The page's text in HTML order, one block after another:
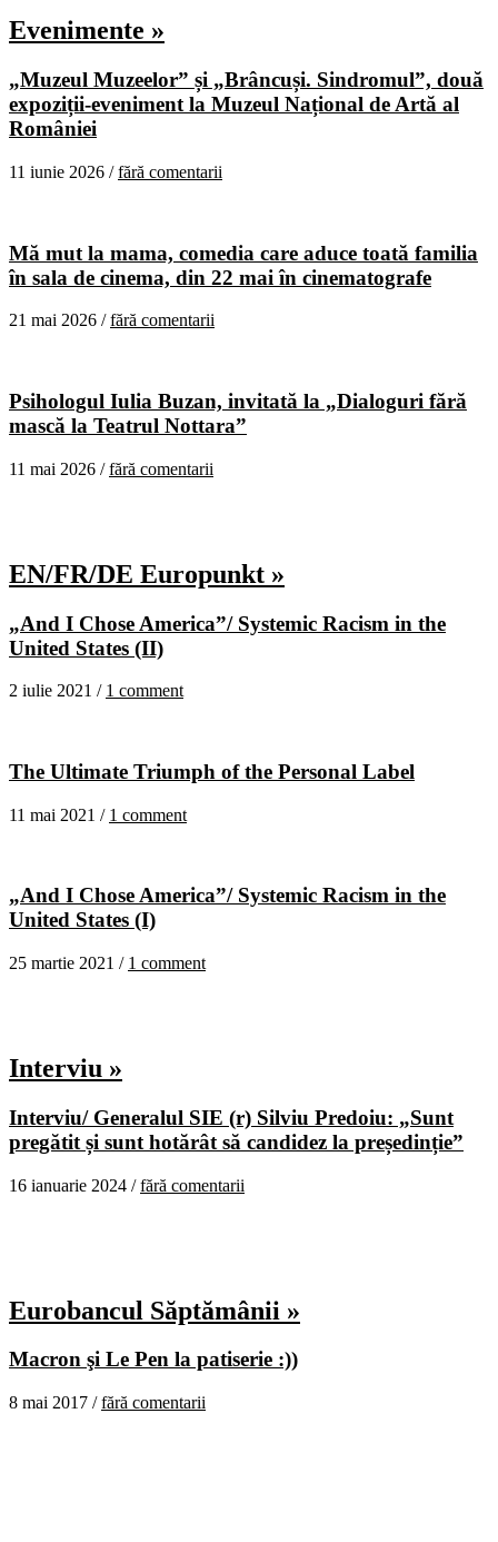
Evenimente »
„Muzeul Muzeelor” și „Brâncuși. Sindromul”, două
expoziții-eveniment la Muzeul Național de Artă al
României
11 iunie 2026 /fără comentarii
Mă mut la mama, comedia care aduce toată familia
în sala de cinema, din 22 mai în cinematografe
21 mai 2026 /fără comentarii
Psihologul Iulia Buzan, invitată la „Dialoguri fără
mască la Teatrul Nottara”
11 mai 2026 /fără comentarii
EN/FR/DE Europunkt »
„And I Chose America”/ Systemic Racism in the
United States (II)
2 iulie 2021 / 1 comment
The Ultimate Triumph of the Personal Label
11 mai 2021 / 1 comment
„And I Chose America”/ Systemic Racism in the
United States (I)
25 martie 2021 / 1 comment
Interviu »
Interviu/ Generalul SIE (r) Silviu Predoiu: „Sunt
pregătit și sunt hotărât să candidez la președinție”
16 ianuarie 2024 /fără comentarii
Eurobancul Săptămânii »
Macron şi Le Pen la patiserie :))
8 mai 2017 /fără comentarii